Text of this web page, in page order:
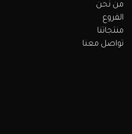
من نحن
الفروع
منتجاتنا
تواصل معنا